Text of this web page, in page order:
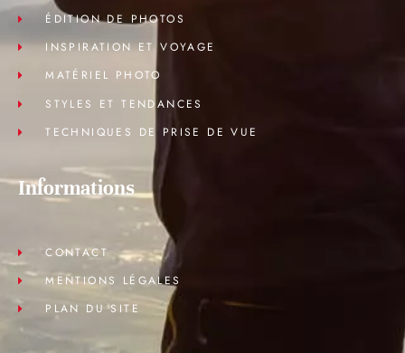
ÉDITION DE PHOTOS
INSPIRATION ET VOYAGE
MATÉRIEL PHOTO
STYLES ET TENDANCES
TECHNIQUES DE PRISE DE VUE
Informations
CONTACT
MENTIONS LÉGALES
PLAN DU SITE